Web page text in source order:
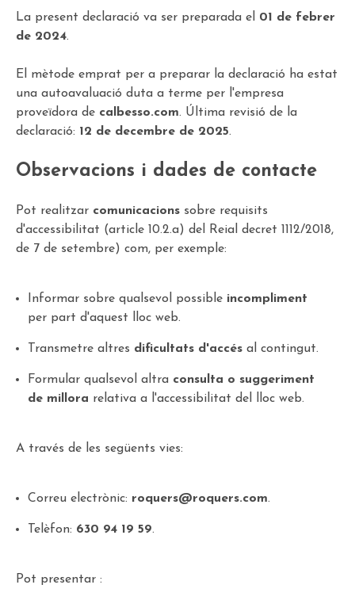
La present declaració va ser preparada el 01 de febrer
de 2024.
El mètode emprat per a preparar la declaració ha estat
una autoavaluació duta a terme per l'empresa
proveïdora de calbesso.com. Última revisió de la
declaració: 12 de decembre de 2025.
Observacions i dades de contacte
Pot realitzar comunicacions sobre requisits
d'accessibilitat (article 10.2.a) del Reial decret 1112/2018,
de 7 de setembre) com, per exemple:
Informar sobre qualsevol possible incompliment
per part d'aquest lloc web.
Transmetre altres dificultats d'accés al contingut.
Formular qualsevol altra consulta o suggeriment
de millora relativa a l'accessibilitat del lloc web.
A través de les següents vies:
Correu electrònic: roquers@roquers.com.
Telèfon: 630 94 19 59.
Pot presentar :